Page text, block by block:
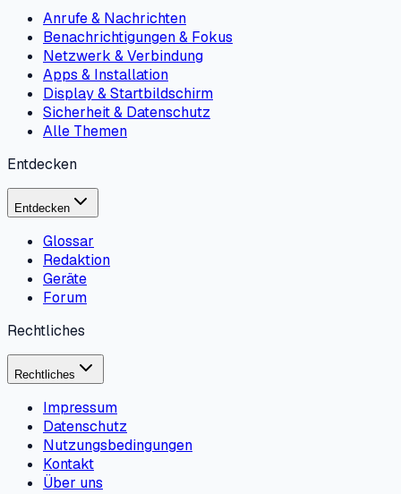
Anrufe & Nachrichten
Benachrichtigungen & Fokus
Netzwerk & Verbindung
Apps & Installation
Display & Startbildschirm
Sicherheit & Datenschutz
Alle Themen
Entdecken
Entdecken
Glossar
Redaktion
Geräte
Forum
Rechtliches
Rechtliches
Impressum
Datenschutz
Nutzungsbedingungen
Kontakt
Über uns